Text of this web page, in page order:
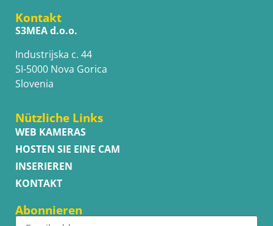
Kontakt
S3MEA d.o.o.
Industrijska c. 44
SI-5000 Nova Gorica
Slovenia
Nützliche Links
WEB KAMERAS
HOSTEN SIE EINE CAM
INSERIEREN
KONTAKT
Abonnieren